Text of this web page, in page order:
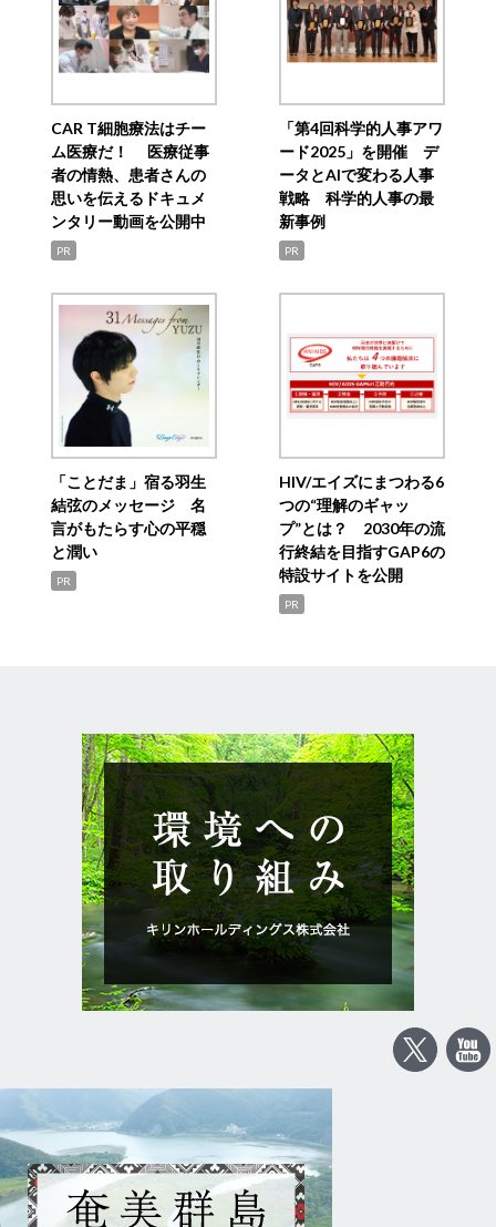
CAR T細胞療法はチー
ム医療だ！ 医療従事
者の情熱、患者さんの
思いを伝えるドキュメ
ンタリー動画を公開中
PR
「第4回科学的人事アワ
ード2025」を開催 デ
ータとAIで変わる人事
戦略 科学的人事の最
新事例
PR
「ことだま」宿る羽生
結弦のメッセージ 名
言がもたらす心の平穏
と潤い
PR
HIV/エイズにまつわる6
つの“理解のギャッ
プ”とは？ 2030年の流
行終結を目指すGAP6の
特設サイトを公開
PR